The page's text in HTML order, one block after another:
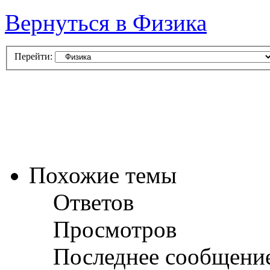
Вернуться в Физика
Перейти:
Похожие темы
Ответов
Просмотров
Последнее